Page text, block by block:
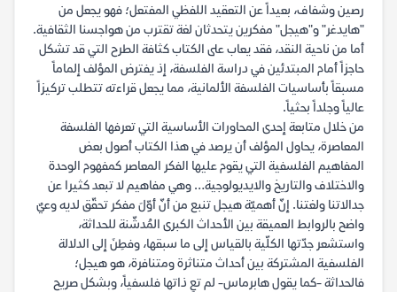
رصين وشفاف، بعيداً عن التعقيد اللفظي المفتعل؛ فهو يجعل من
"هايدغر" و"هيجل" مفكرين يتحدثان لغة تقترب من هواجسنا الثقافية.
أما من ناحية النقد، فقد يعاب على الكتاب كثافة الطرح التي قد تشكل
حاجزاً أمام المبتدئين في دراسة الفلسفة، إذ يفترض المؤلف إلماماً
مسبقاً بأساسيات الفلسفة الألمانية، مما يجعل قراءته تتطلب تركيزاً
عالياً وجلداً بحثياً.
من خلال متابعة إحدى المحاورات الأساسية التي تعرفها الفلسفة
المعاصرة، يحاول المؤلف أن يرصد في هذا الكتاب أصول بعض
المفاهيم الفلسفية التي يقوم عليها الفكر المعاصر كمفهوم الوحدة
والاختلاف والتاريخ والايديولوجية… وهي مفاهيم لا تبعد كثيرا عن
جدالاتنا ولغتنا. إنّ أهميّة هيجل تنبع من أنّ أوّلَ مفكر تحقّق لديه وعيٌ
واضح بالروابط العميقة بين الأحداث الكبرى المُدشّنة للحداثة،
واستشعر جدّتها الكلّية بالقياس إلى ما سبقها، وفطِنَ إلى الدلالة
الفلسفية المشتركة بين أحداث متناثرة ومتنافرة، هو هيجل؛
فالحداثة -كما يقول هابرماس- لم تعِ ذاتها فلسفياً، وبشكل صريح